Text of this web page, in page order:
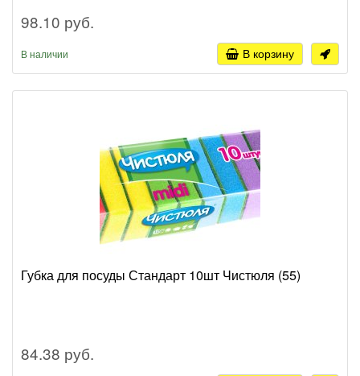
98.10 руб.
В наличии В корзину
Губка для посуды Стандарт 10шт Чистюля (55)
84.38 руб.